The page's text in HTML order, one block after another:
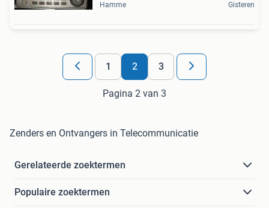
Hamme Gisteren
1 2 3
Pagina 2 van 3
Zenders en Ontvangers in Telecommunicatie
Gerelateerde zoektermen
Populaire zoektermen